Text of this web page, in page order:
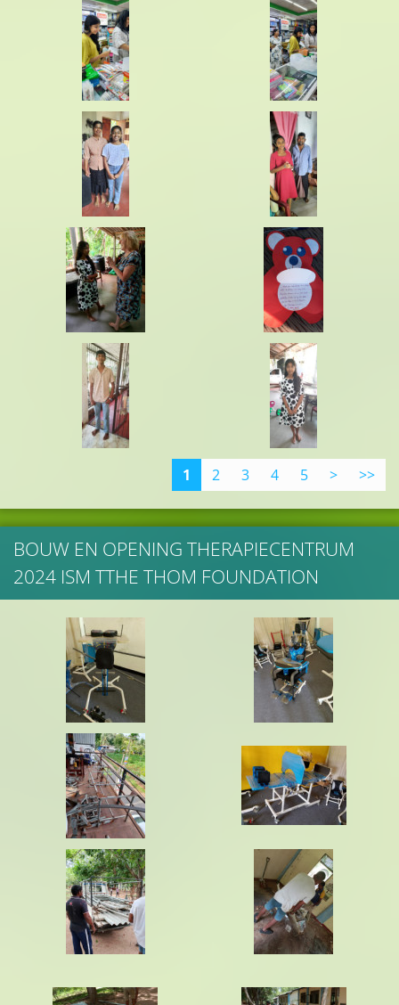
1 2 3 4 5 > >>
BOUW EN OPENING THERAPIECENTRUM
2024 ISM TTHE THOM FOUNDATION